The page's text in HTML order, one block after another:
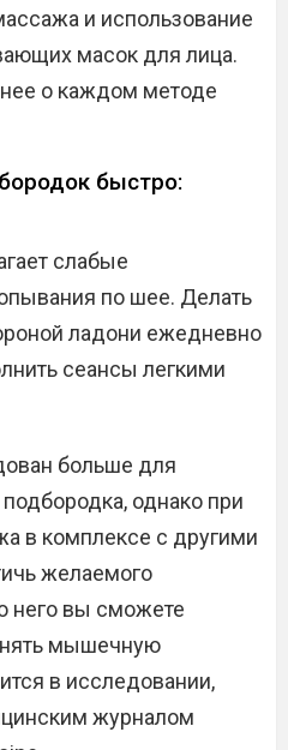
и использование
масок для лица.
о каждом методе
быстро:
слабые
по шее. Делать
ладони ежедневно
сеансы легкими
больше для
однако при
в комплексе с другими
желаемого
него вы сможете
мышечную
в исследовании,
журналом